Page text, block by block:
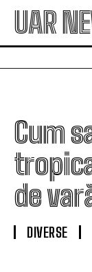
UAR
Cum
de
DIVERSE